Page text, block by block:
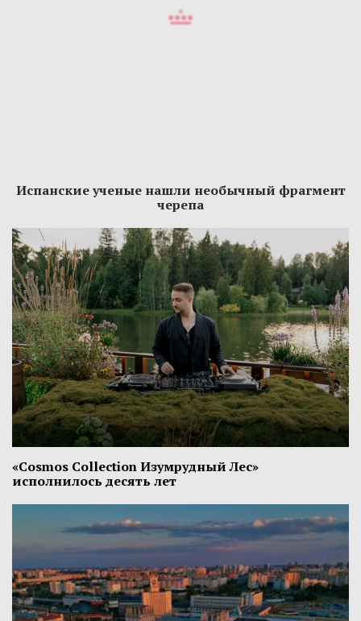
Испанские ученые нашли необычный фрагмент
черепа
«Cosmos Collection Изумрудный Лес»
исполнилось десять лет